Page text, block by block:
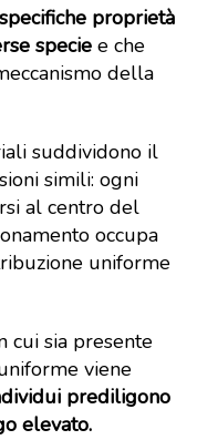
proprietà
specie e che
della
suddividono il
simili: ogni
al centro del
occupa
uniforme
cui sia presente
viene
prediligono
elevato.